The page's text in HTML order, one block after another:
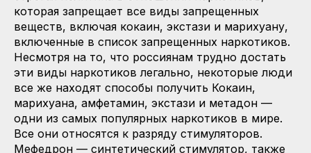
которая запрещает все виды запрещенных
веществ, включая кокаин, экстази и марихуану,
включенные в список запрещенных наркотиков.
Несмотря на то, что россиянам трудно достать
эти виды наркотиков легально, некоторые люди
все же находят способы получить Кокаин,
марихуана, амфетамин, экстази и метадон —
одни из самых популярных наркотиков в мире.
Все они относятся к разряду стимуляторов.
Мефедрон — синтетический стимулятор, также